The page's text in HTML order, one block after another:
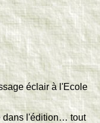
éclair à l'Ecole
dans l'édition… tout